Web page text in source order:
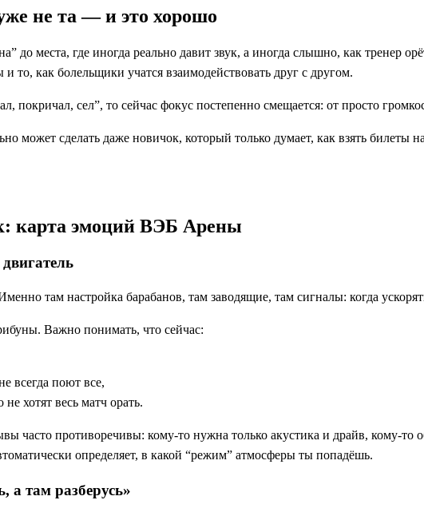
не та — и это хорошо
до места, где иногда реально давит звук, а иногда слышно, как тренер
как болельщики учатся взаимодействовать друг с другом.
покричал, сел”, то сейчас фокус постепенно смещается: от просто
может сделать даже новичок, который только думает, как взять билеты
карта эмоций ВЭБ Арены
там настройка барабанов, там заводящие, там сигналы: когда
Важно понимать, что сейчас:
всегда поют все,
хотят весь матч орать.
часто противоречивы: кому-то нужна только акустика и драйв, кому-
определяет, в какой “режим” атмосферы ты попадёшь.
а там разберусь»